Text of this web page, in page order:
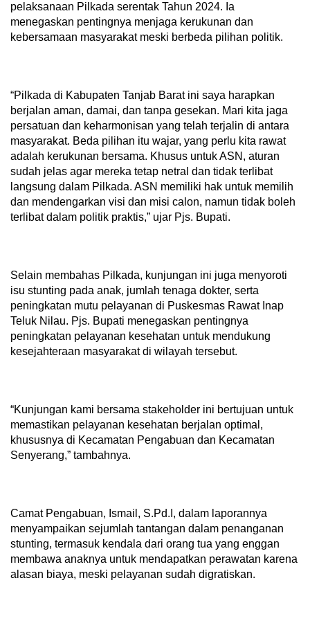
pelaksanaan Pilkada serentak Tahun 2024. Ia
menegaskan pentingnya menjaga kerukunan dan
kebersamaan masyarakat meski berbeda pilihan politik.
“Pilkada di Kabupaten Tanjab Barat ini saya harapkan
berjalan aman, damai, dan tanpa gesekan. Mari kita jaga
persatuan dan keharmonisan yang telah terjalin di antara
masyarakat. Beda pilihan itu wajar, yang perlu kita rawat
adalah kerukunan bersama. Khusus untuk ASN, aturan
sudah jelas agar mereka tetap netral dan tidak terlibat
langsung dalam Pilkada. ASN memiliki hak untuk memilih
dan mendengarkan visi dan misi calon, namun tidak boleh
terlibat dalam politik praktis,” ujar Pjs. Bupati.
Selain membahas Pilkada, kunjungan ini juga menyoroti
isu stunting pada anak, jumlah tenaga dokter, serta
peningkatan mutu pelayanan di Puskesmas Rawat Inap
Teluk Nilau. Pjs. Bupati menegaskan pentingnya
peningkatan pelayanan kesehatan untuk mendukung
kesejahteraan masyarakat di wilayah tersebut.
“Kunjungan kami bersama stakeholder ini bertujuan untuk
memastikan pelayanan kesehatan berjalan optimal,
khususnya di Kecamatan Pengabuan dan Kecamatan
Senyerang,” tambahnya.
Camat Pengabuan, Ismail, S.Pd.I, dalam laporannya
menyampaikan sejumlah tantangan dalam penanganan
stunting, termasuk kendala dari orang tua yang enggan
membawa anaknya untuk mendapatkan perawatan karena
alasan biaya, meski pelayanan sudah digratiskan.